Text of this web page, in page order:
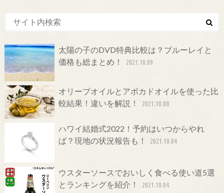
太陽の子のDVD特典比較は？ブルーレイと
価格も総まとめ！
2021.10.09
オリーブオイルとアボカドオイルを使った比
較結果！違いを解説！
2021.10.08
ハワイ結婚式2022！予約はいつからやれ
ば？現地の状況報告も！
2021.10.04
ウスターソースでおいしく食べる使い道5選
とランキングを紹介！
2021.10.04